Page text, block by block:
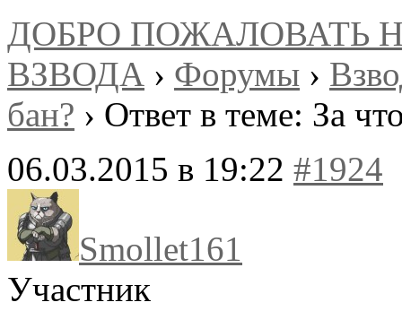
ДОБРО ПОЖАЛОВАТЬ
ВЗВОДА › Форумы ›
бан? › Ответ в теме: За
06.03.2015 в 19:22 #1924
Smollet161
Участник